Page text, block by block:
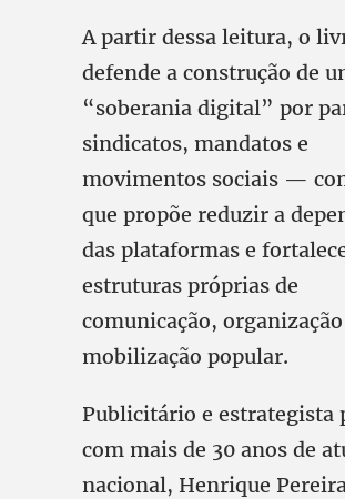
A partir dessa leitura, o
defende a construção de
“soberania digital” por
sindicatos, mandatos e
movimentos sociais —
que propõe reduzir a
das plataformas e
estruturas próprias de
comunicação, organização
mobilização popular.
Publicitário e estrategista
com mais de 30 anos de
nacional, Henrique